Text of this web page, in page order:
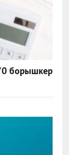
борышкер